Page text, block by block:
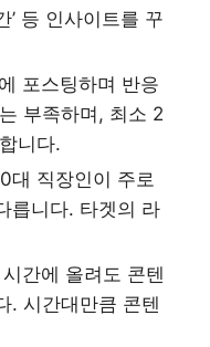
’ 등 인사이트를 꾸
포스팅하며 반응
부족하며, 최소 2
니다.
대 직장인이 주로
릅니다. 타겟의 라
간에 올려도 콘텐
. 시간대만큼 콘텐